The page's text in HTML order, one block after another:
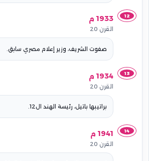
12 1933 م
القرن 20
صفوت الشريف، وزير إعلام مصري سابق.
13 1934 م
القرن 20
براتيبها باتيل، رئيسة الهند ال12.
14 1941 م
القرن 20